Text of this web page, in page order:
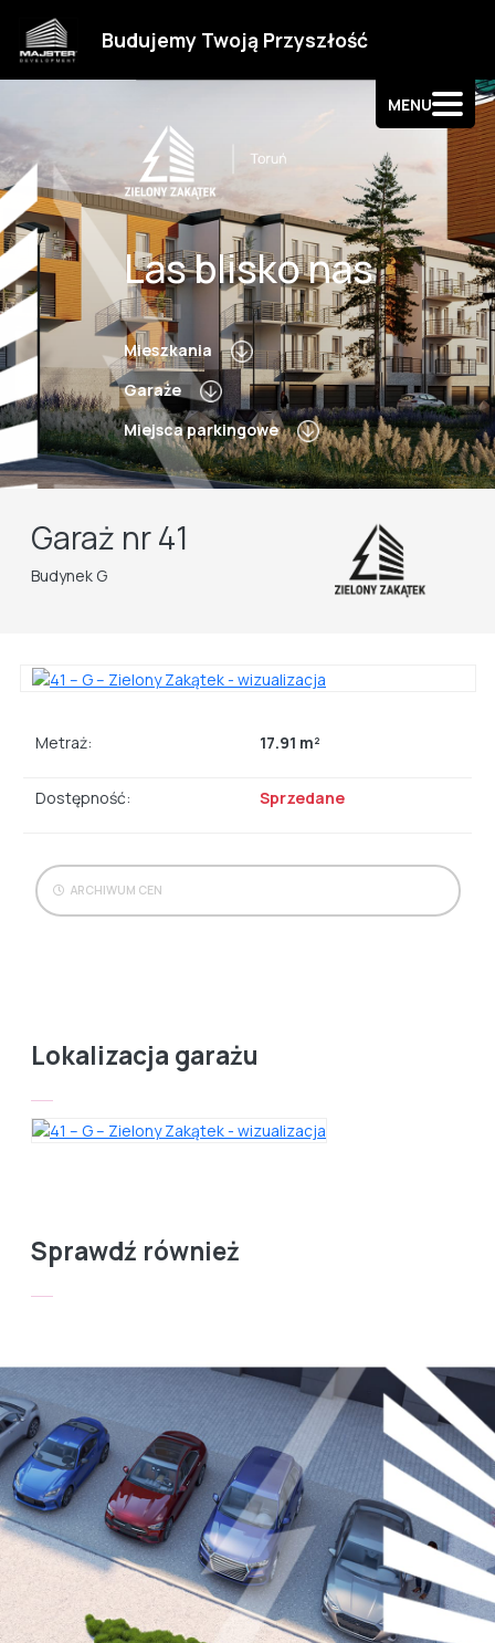
Budujemy Twoją Przyszłość
MENU
Kontakt
Las blisko nas
Mieszkania
Garaże
Miejsca parkingowe
Garaż nr 41
Budynek G
Metraż: 17.91 m²
Dostępność: Sprzedane
ARCHIWUM CEN
Lokalizacja garażu
Sprawdź również